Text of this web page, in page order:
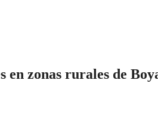
zonas rurales de